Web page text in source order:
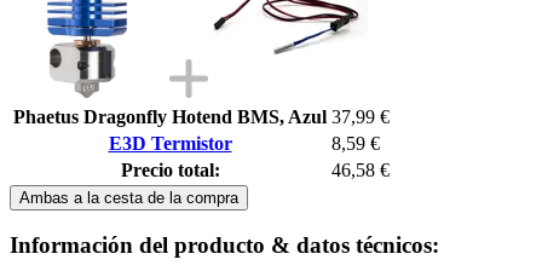
Phaetus Dragonfly Hotend BMS, Azul 37,99 €
E3D Termistor
8,59 €
Precio total:
46,58 €
Ambas a la cesta de la compra
Información del producto & datos técnicos: